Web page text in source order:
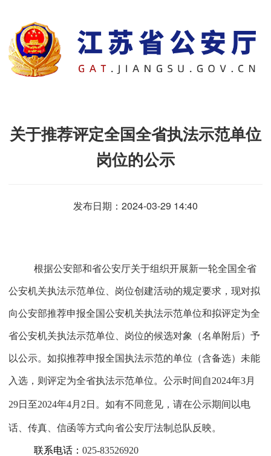
关于推荐评定全国全省执法示范单位
岗位的公示
发布日期：2024-03-29 14:40
根据公安部和省公安厅关于组织开展新一轮全国全省
公安机关执法示范单位、岗位创建活动的规定要求，现对拟
向公安部推荐申报全国公安机关执法示范单位和拟评定为全
省公安机关执法示范单位、岗位的候选对象（名单附后）予
以公示。如拟推荐申报全国执法示范的单位（含备选）未能
入选，则评定为全省执法示范单位。公示时间自2024年3月
29日至2024年4月 2 日。如有不同意见，请在公示期间以电
话、传真、信函等方式向省公安厅法制总队反映。
联系电话：025-83526920